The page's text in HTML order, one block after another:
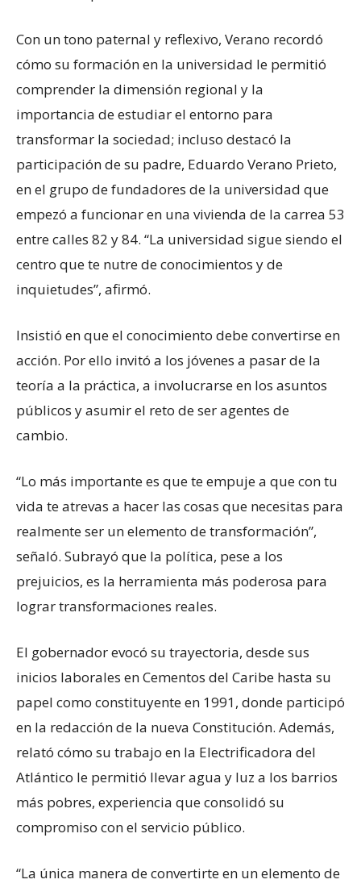
Con un tono paternal y reflexivo, Verano recordó
cómo su formación en la universidad le permitió
comprender la dimensión regional y la
importancia de estudiar el entorno para
transformar la sociedad; incluso destacó la
participación de su padre, Eduardo Verano Prieto,
en el grupo de fundadores de la universidad que
empezó a funcionar en una vivienda de la carrea 53
entre calles 82 y 84. “La universidad sigue siendo el
centro que te nutre de conocimientos y de
inquietudes”, afirmó.
Insistió en que el conocimiento debe convertirse en
acción. Por ello invitó a los jóvenes a pasar de la
teoría a la práctica, a involucrarse en los asuntos
públicos y asumir el reto de ser agentes de
cambio.
“Lo más importante es que te empuje a que con tu
vida te atrevas a hacer las cosas que necesitas para
realmente ser un elemento de transformación”,
señaló. Subrayó que la política, pese a los
prejuicios, es la herramienta más poderosa para
lograr transformaciones reales.
El gobernador evocó su trayectoria, desde sus
inicios laborales en Cementos del Caribe hasta su
papel como constituyente en 1991, donde participó
en la redacción de la nueva Constitución. Además,
relató cómo su trabajo en la Electrificadora del
Atlántico le permitió llevar agua y luz a los barrios
más pobres, experiencia que consolidó su
compromiso con el servicio público.
“La única manera de convertirte en un elemento de